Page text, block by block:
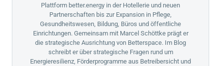
Plattform better.energy in der Hotellerie und neuen
Partnerschaften bis zur Expansion in Pflege,
Gesundheitswesen, Bildung, Büros und öffentliche
Einrichtungen. Gemeinsam mit Marcel Schöttke prägt er
die strategische Ausrichtung von Betterspace. Im Blog
schreibt er über strategische Fragen rund um
Energieresilienz, Förderprogramme aus Betreibersicht und